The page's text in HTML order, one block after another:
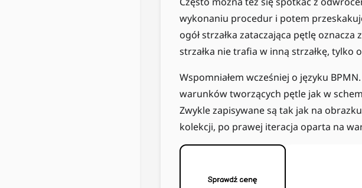
wykonaniu procedur i potem
ogół strzałka zataczająca pętlę
strzałka nie trafia w inną strzałkę,
Wspomniałem wcześniej o języku
warunków tworzących pętle jak w
Zwykle zapisywane są tak jak na
kolekcji, po prawej iteracja oparta na